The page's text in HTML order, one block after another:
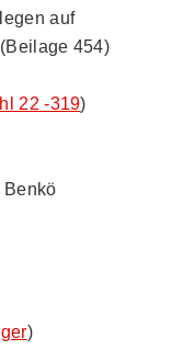
auf
454)
22 -319)
Benkö
)